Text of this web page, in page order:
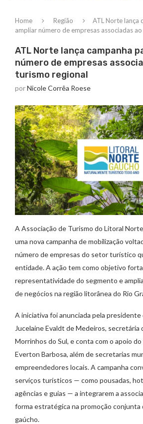
Home Região
ATL Norte lança
ampliar número de empresas associadas
ATL Norte lança campanha
número de empresas
turismo regional
porNicole Corrêa Roese
A Associação de Turismo do Litoral
uma nova campanha de mobilização
número de empresas do setor turístico
entidade. A ação tem como objetivo
representatividade do segmento e
de negócios na região litorânea do Rio
A iniciativa foi anunciada pela presidente
Jucelaine Evaldt de Medeiros, secretária
Morrinhos do Sul, e conta com o apoio
Everton Barbosa, além de secretarias
empreendedores locais. A campanha
serviços turísticos — como pousadas,
agências e guias — a integrarem a
forma estratégica na promoção
gaúcho.